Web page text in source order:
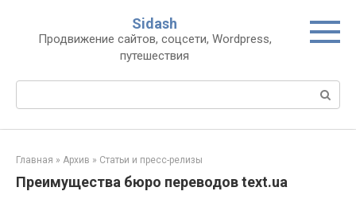
контенту
Sidash
Продвижение сайтов, соцсети, Wordpress,
путешествия
Главная » Архив » Статьи и пресс-релизы
Преимущества бюро переводов text.ua